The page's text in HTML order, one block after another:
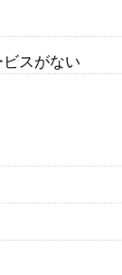
スがない